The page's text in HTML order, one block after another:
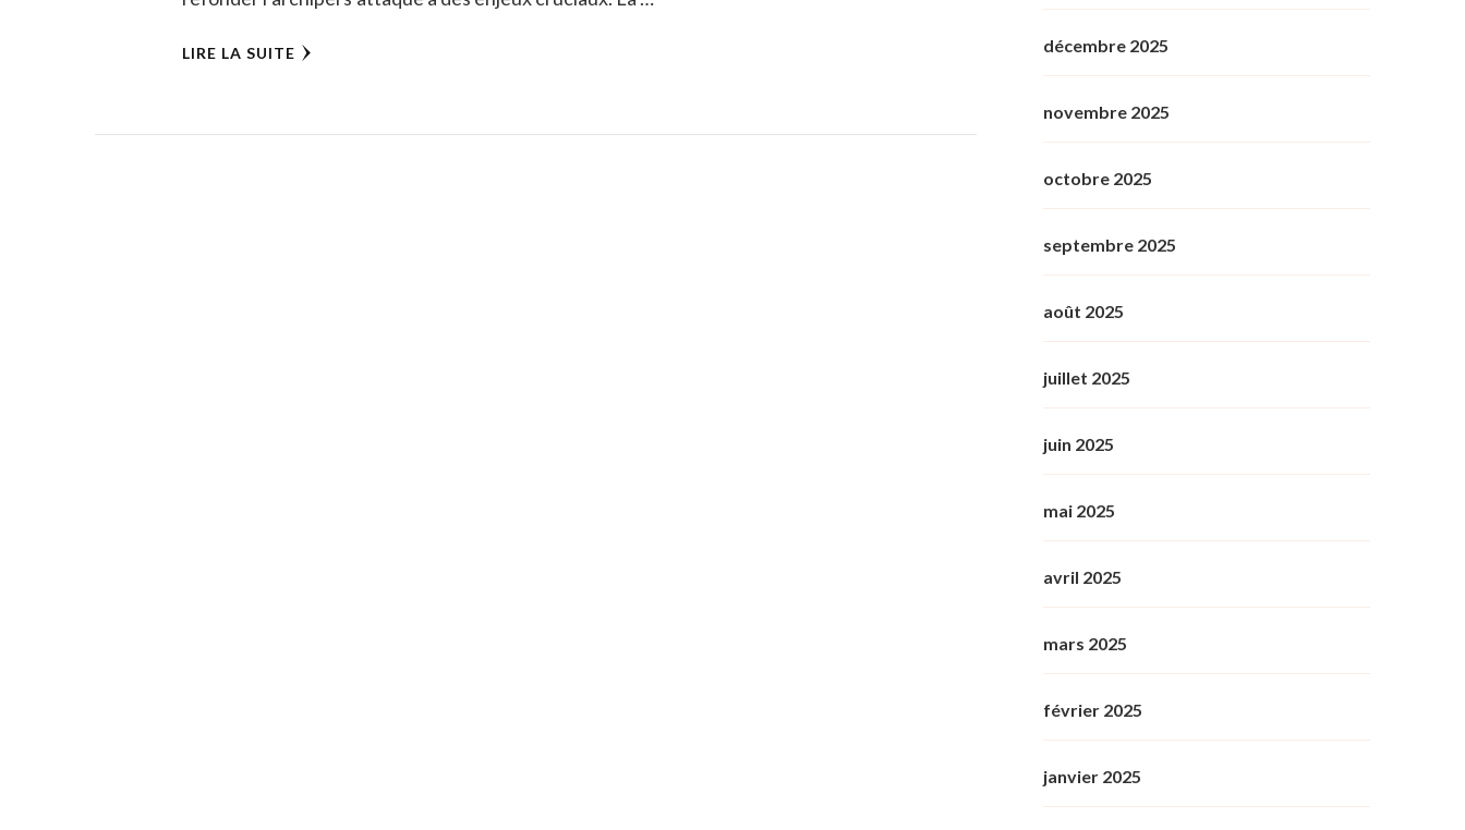
LIRE LA SUITE décembre 2025
novembre 2025
octobre 2025
septembre 2025
août 2025
juillet 2025
juin 2025
mai 2025
avril 2025
mars 2025
février 2025
janvier 2025